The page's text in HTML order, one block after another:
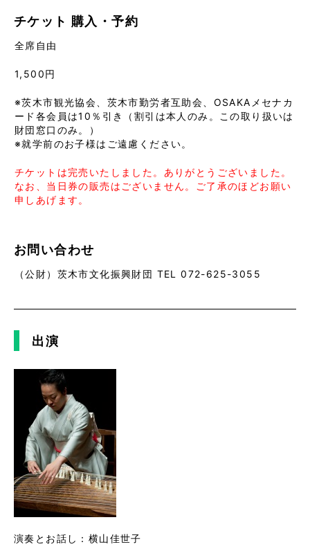
チケット 購入・予約
全席自由
1,500円
※茨木市観光協会、茨木市勤労者互助会、OSAKAメセナカ
ード各会員は10％引き（割引は本人のみ。この取り扱いは
財団窓口のみ。）
※就学前のお子様はご遠慮ください。
チケットは完売いたしました。ありがとうございました。
なお、当日券の販売はございません。ご了承のほどお願い
申しあげます。
お問い合わせ
（公財）茨木市文化振興財団 TEL 072-625-3055
出演
演奏とお話し：横山佳世子